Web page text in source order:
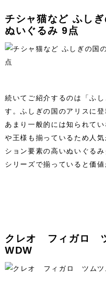
チシャ猫など ふし
ぬいぐるみ 9点
続いてご紹介するのは「ふ
す。ふしぎの国のアリスに
あまり一般的には知られて
や王様も揃っているため人
ション要素の高いぬいぐる
シリーズで揃っていると価
クレオ フィガロ
WDW